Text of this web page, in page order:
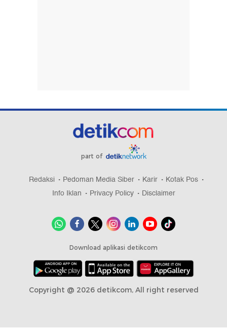
part of
Redaksi Pedoman Media Siber Karir
Kotak Pos
Info Iklan
Privacy Policy Disclaimer
Download aplikasi detikcom
Copyright @ 2026 detikcom, All right reserved